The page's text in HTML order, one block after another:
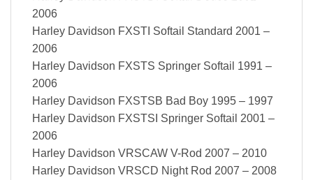
2006
Harley Davidson FXSTI Softail Standard 2001 –
2006
Harley Davidson FXSTS Springer Softail 1991 –
2006
Harley Davidson FXSTSB Bad Boy 1995 – 1997
Harley Davidson FXSTSI Springer Softail 2001 –
2006
Harley Davidson VRSCAW V-Rod 2007 – 2010
Harley Davidson VRSCD Night Rod 2007 – 2008